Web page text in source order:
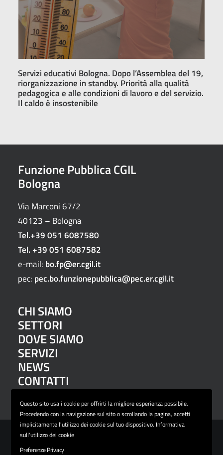
Servizi educativi Bologna. Dopo l’Assemblea del 19,
riorganizzazione in standby. Priorità alla qualità
pedagogica e alle condizioni di lavoro e del servizio.
Il caldo è insostenibile
Funzione Pubblica CGIL
Bologna
Via Marconi 67/2
40123 – Bologna
Tel.+39 051 6087580
Tel. +39 051 6087582
e-mail: bo.fp@er.cgil.it
pec: pec.bo.funzionepubblica@pec.er.cgil.it
CHI SIAMO
SETTORI
DOVE SIAMO
SERVIZI
NEWS
CONTATTI
PRIVACY E COOKIE POLICY
Questo sito usa i cookie per offrirti la migliore esperienza possibile.
Procedendo con la navigazione sul sito o scrollando la pagina, accetti
implicitamente l'utilizzo dei cookie sul tuo dispositivo. Informativa
sull'utilizzo dei cookie
Preferenze Privacy